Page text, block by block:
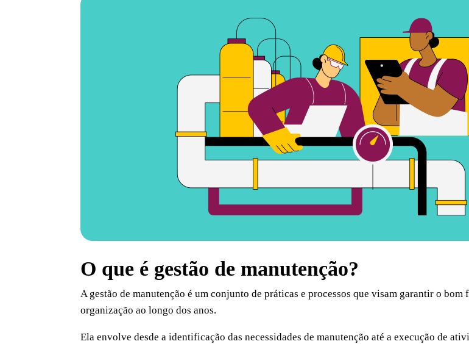
O que é gestão de manutenção?
A gestão de manutenção é um conjunto de práticas e processos que visam garantir o
organização ao longo dos anos.
Ela envolve desde a identificação das necessidades de manutenção até a execução de